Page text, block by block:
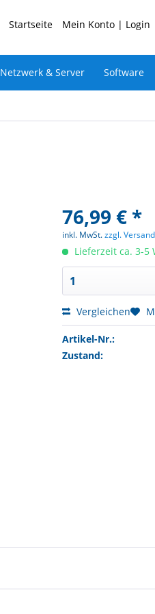
Startseite Mein Konto | Login
Netzwerk & Server Software
76,99 € *
inkl. MwSt.zzgl.
Lieferzeit ca. 3-5
Vergleichen
Artikel-Nr.:
Zustand: